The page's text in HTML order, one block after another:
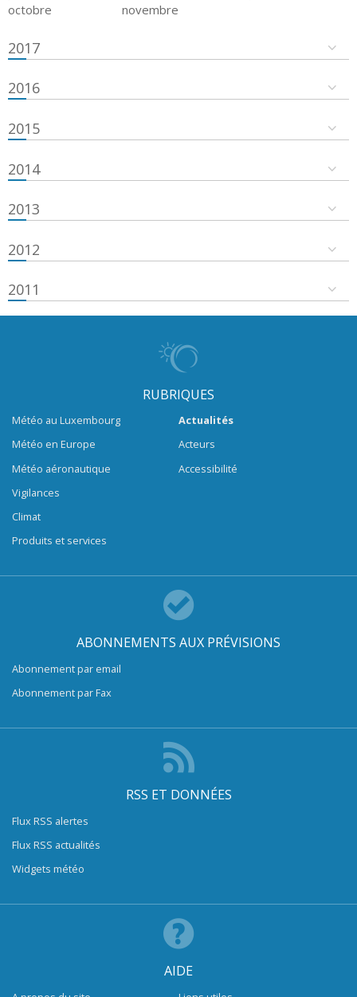
octobre
novembre
2017
2016
2015
2014
2013
2012
2011
RUBRIQUES
Météo au Luxembourg
Météo en Europe
Météo aéronautique
Vigilances
Climat
Produits et services
Actualités
Acteurs
Accessibilité
ABONNEMENTS AUX PRÉVISIONS
Abonnement par email
Abonnement par Fax
RSS ET DONNÉES
Flux RSS alertes
Flux RSS actualités
Widgets météo
AIDE